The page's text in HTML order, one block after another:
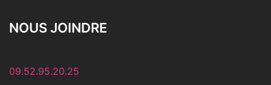
NOUS JOINDRE
09.52.95.20.25